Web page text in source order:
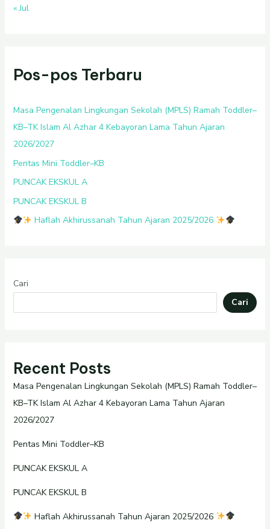
« Jul
Pos-pos Terbaru
Masa Pengenalan Lingkungan Sekolah (MPLS) Ramah Toddler–
KB–TK Islam Al Azhar 4 Kebayoran Lama Tahun Ajaran
2026/2027
Pentas Mini Toddler–KB
PUNCAK EKSKUL A
PUNCAK EKSKUL B
Haflah Akhirussanah Tahun Ajaran 2025/2026
Cari
Cari
Recent Posts
Masa Pengenalan Lingkungan Sekolah (MPLS) Ramah Toddler–
KB–TK Islam Al Azhar 4 Kebayoran Lama Tahun Ajaran
2026/2027
Pentas Mini Toddler–KB
PUNCAK EKSKUL A
PUNCAK EKSKUL B
Haflah Akhirussanah Tahun Ajaran 2025/2026